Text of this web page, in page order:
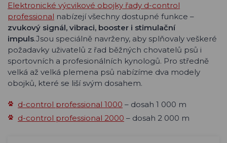
Elektronické výcvikové obojky řady d-control
professional nabízejí všechny dostupné funkce –
zvukový signál, vibraci, booster i stimulační
impuls.Jsou speciálně navrženy, aby splňovaly veškeré
požadavky uživatelů z řad běžných chovatelů psů i
sportovních a profesionálních kynologů. Pro středně
velká až velká plemena psů nabízíme dva modely
obojků, které se liší svým dosahem.
d-control professional 1000 – dosah 1 000 m
d-control professional 2000 – dosah 2 000 m